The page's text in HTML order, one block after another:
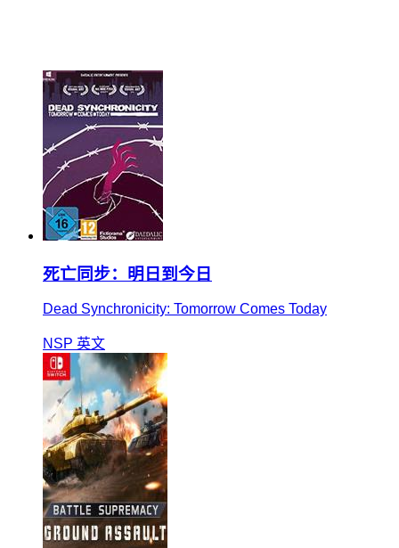
死亡同步：明日到今日
Dead Synchronicity: Tomorrow Comes Today
NSP 英文